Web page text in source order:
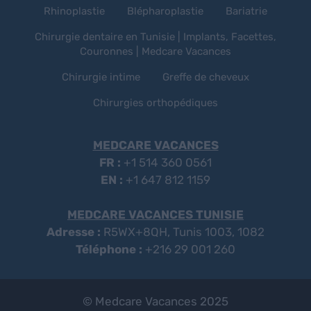
Rhinoplastie Blépharoplastie Bariatrie
Chirurgie dentaire en Tunisie | Implants, Facettes,
Couronnes | Medcare Vacances
Chirurgie intime Greffe de cheveux
Chirurgies orthopédiques
MEDCARE VACANCES
FR : +1 514 360 0561
EN : +1 647 812 1159
MEDCARE VACANCES TUNISIE
Adresse : R5WX+8QH, Tunis 1003, 1082
Téléphone : +216 29 001 260
© Medcare Vacances 2025